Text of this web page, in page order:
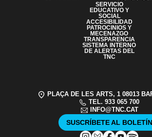
SERVICIO
EDUCATIVO Y
SOCIAL
ACCESIBILIDAD
PATROCINIOS Y
MECENAZGO
TRANSPARENCIA
SISTEMA INTERNO
DE ALERTAS DEL
TNC
PLAÇA DE LES ARTS, 1 08013
TEL. 933 065 700
INFO@TNC.CAT
SUSCRÍBETE AL BOLETÍN